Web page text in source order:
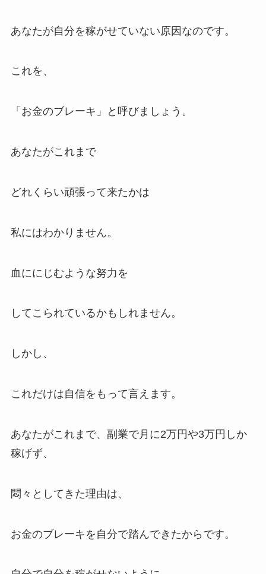
あなたが自分を稼がせていない原因なのです。
これを、
「お金のブレーキ」と呼びましょう。
あなたがこれまで
どれくらい頑張って来たかは
私にはわかりません。
血ににじむような努力を
してこられているかもしれません。
しかし、
これだけは自信をもって言えます。
あなたがこれまで、副業で月に2万円や3万円しか
稼げず、
悶々としてきた理由は、
お金のブレーキを自分で踏んできたからです。